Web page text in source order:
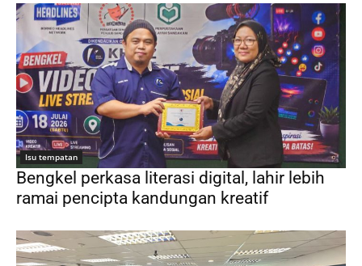
Isu tempatan
Bengkel perkasa literasi digital, lahir lebih
ramai pencipta kandungan kreatif